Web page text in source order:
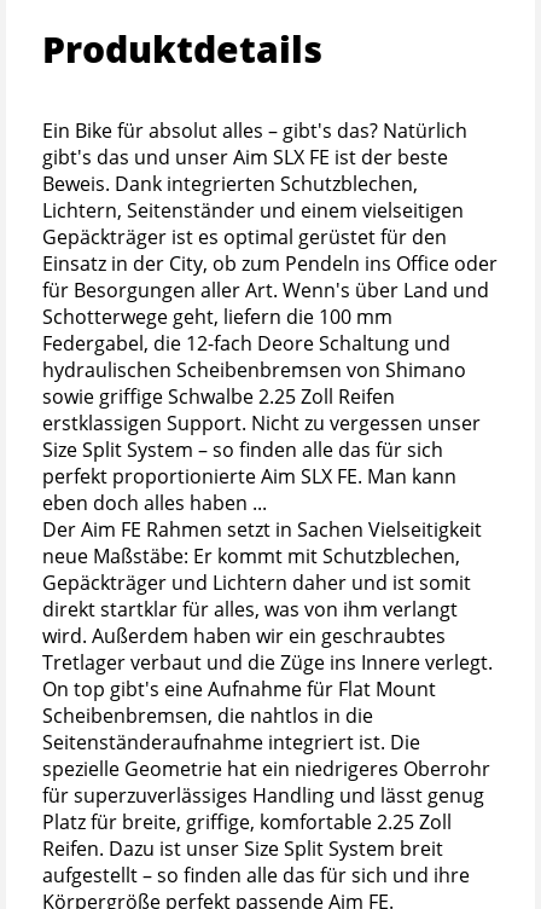
Produktdetails
Ein Bike für absolut alles – gibt's das? Natürlich
gibt's das und unser Aim SLX FE ist der beste
Beweis. Dank integrierten Schutzblechen,
Lichtern, Seitenständer und einem vielseitigen
Gepäckträger ist es optimal gerüstet für den
Einsatz in der City, ob zum Pendeln ins Office oder
für Besorgungen aller Art. Wenn's über Land und
Schotterwege geht, liefern die 100 mm
Federgabel, die 12-fach Deore Schaltung und
hydraulischen Scheibenbremsen von Shimano
sowie griffige Schwalbe 2.25 Zoll Reifen
erstklassigen Support. Nicht zu vergessen unser
Size Split System – so finden alle das für sich
perfekt proportionierte Aim SLX FE. Man kann
eben doch alles haben ...
Der Aim FE Rahmen setzt in Sachen Vielseitigkeit
neue Maßstäbe: Er kommt mit Schutzblechen,
Gepäckträger und Lichtern daher und ist somit
direkt startklar für alles, was von ihm verlangt
wird. Außerdem haben wir ein geschraubtes
Tretlager verbaut und die Züge ins Innere verlegt.
On top gibt's eine Aufnahme für Flat Mount
Scheibenbremsen, die nahtlos in die
Seitenständeraufnahme integriert ist. Die
spezielle Geometrie hat ein niedrigeres Oberrohr
für superzuverlässiges Handling und lässt genug
Platz für breite, griffige, komfortable 2.25 Zoll
Reifen. Dazu ist unser Size Split System breit
aufgestellt – so finden alle das für sich und ihre
Körpergröße perfekt passende Aim FE.